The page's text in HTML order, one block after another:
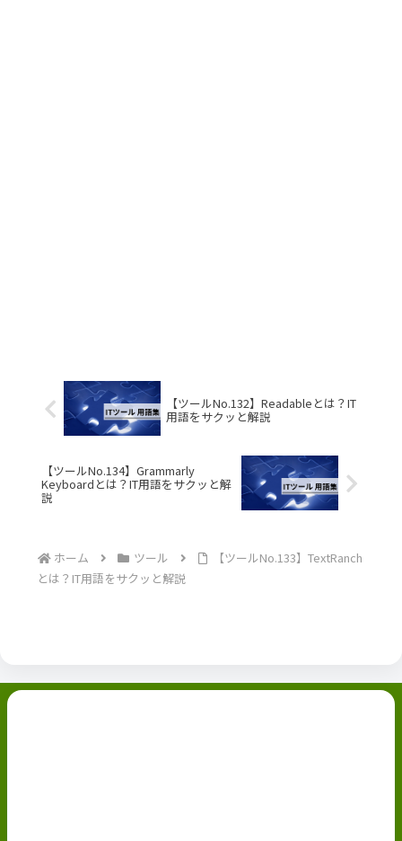
【ツールNo.132】Readableとは？IT
用語をサクッと解説
【ツールNo.134】Grammarly
Keyboardとは？IT用語をサクッと解
説
ホーム ツール
【ツールNo.133】TextRanch
とは？IT用語をサクッと解説